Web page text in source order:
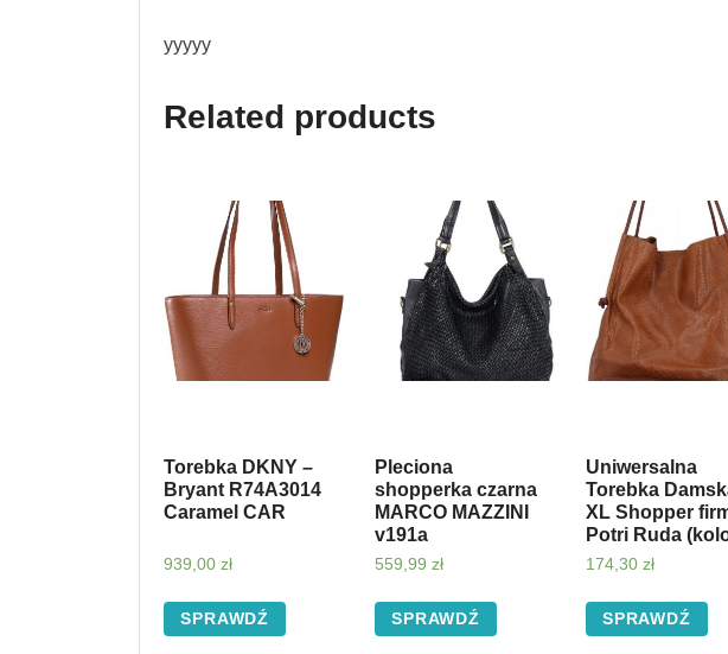
yyyyy
Related products
Torebka DKNY –
Bryant R74A3014
Caramel CAR
939,00 zł
SPRAWDŹ
Pleciona
shopperka czarna
MARCO MAZZINI
v191a
559,99 zł
SPRAWDŹ
Uniwersalna
Torebka
XL Shopper
Potri Ruda
174,30 zł
SPRAWDŹ